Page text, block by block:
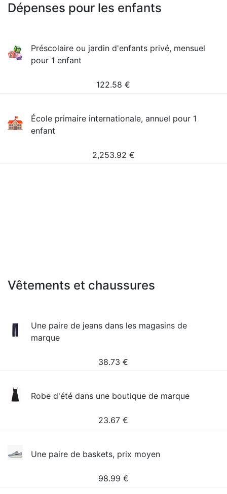
Dépenses pour les enfants
Préscolaire ou jardin d'enfants privé, mensuel
pour 1 enfant
122.58 €
École primaire internationale, annuel pour 1
enfant
2,253.92 €
Vêtements et chaussures
Une paire de jeans dans les magasins de
marque
38.73 €
Robe d'été dans une boutique de marque
23.67 €
Une paire de baskets, prix moyen
98.99 €